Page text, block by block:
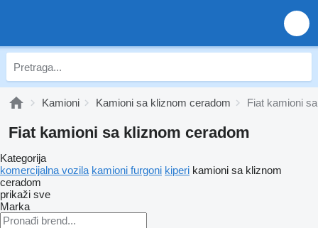
Kamioni Kamioni sa kliznom ceradom Fiat kamioni
Fiat kamioni sa kliznom ceradom
Kategorija
komercijalna vozila kamioni furgoni kiperi kamioni sa kliznom
ceradom
prikaži sve
Marka